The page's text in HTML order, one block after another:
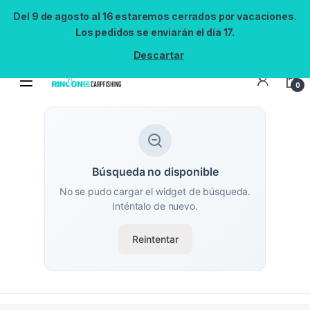
Del 9 de agosto al 16 estaremos cerrados por vacaciones.
Los pedidos se enviarán el día 17.
Descartar
0
Búsqueda no disponible
No se pudo cargar el widget de búsqueda.
Inténtalo de nuevo.
Reintentar